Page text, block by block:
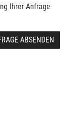
Ihrer Anfrage
ABSENDEN